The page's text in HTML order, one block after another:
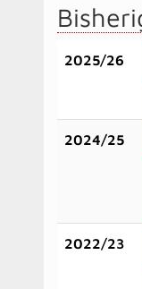
2025/26
2024/25
2022/23